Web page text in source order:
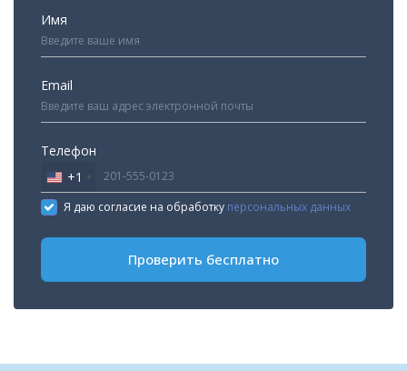
Имя
Email
Телефон
United
States
+1
+1
Я даю согласие на обработку персональных данных
Проверить бесплатно